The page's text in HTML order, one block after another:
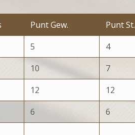
Punt Gew. Punt St.
5 4
10 7
12 12
6 6